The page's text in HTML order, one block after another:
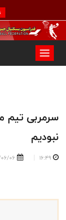
سرمربی تیم
نبودیم
16:49
06